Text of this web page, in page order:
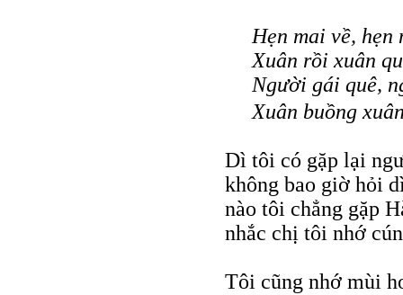
Hẹn mai về, hẹn
Xuân rồi xuân
Người gái quê,
Xuân buồng
Dì tôi có gặp lại
không bao giờ hỏi
nào tôi chẳng gặp
nhắc chị tôi nhớ
Tôi cũng nhớ mùi